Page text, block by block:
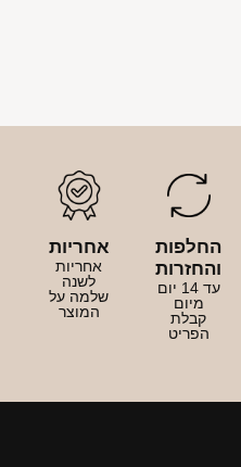
החלפות
והחזרות
עד 14 יום
מיום
קבלת
הפריט
אחריות
אחריות
לשנה
שלמה על
המוצר